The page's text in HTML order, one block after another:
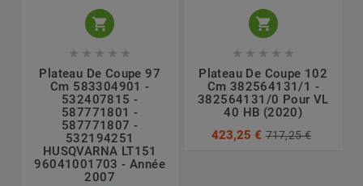

    
Plateau De Coupe 97
Cm 583304901 -
532407815 -
587771801 -
587771807 -
532194251
HUSQVARNA LT151
96041001703 - Année
2007

    
Plateau De Coupe 102
Cm 382564131/1 -
382564131/0 Pour VL
40 HB (2020)
423,25 € 717,25 €